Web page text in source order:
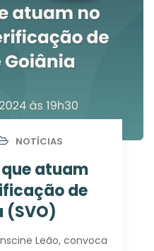
NOTÍCIAS
que atuam
de
(SVO)
Leão, convoca